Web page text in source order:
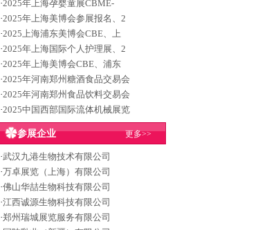
·2025年上海孕婴童展CBME-
·2025年上海美博会参展报名、2
·2025上海浦东美博会CBE、上
·2025年上海国际个人护理展、2
·2025年上海美博会CBE、浦东
·2025年河南郑州糖酒食品交易会
·2025年河南郑州食品饮料交易会
·2025中国西部国际流体机械展览
参展企业 更多>>
·武汉九港生物技术有限公司
·万卓展览（上海）有限公司
·佛山华喆生物科技有限公司
·江西诚源生物科技有限公司
·郑州瑞城展览服务有限公司